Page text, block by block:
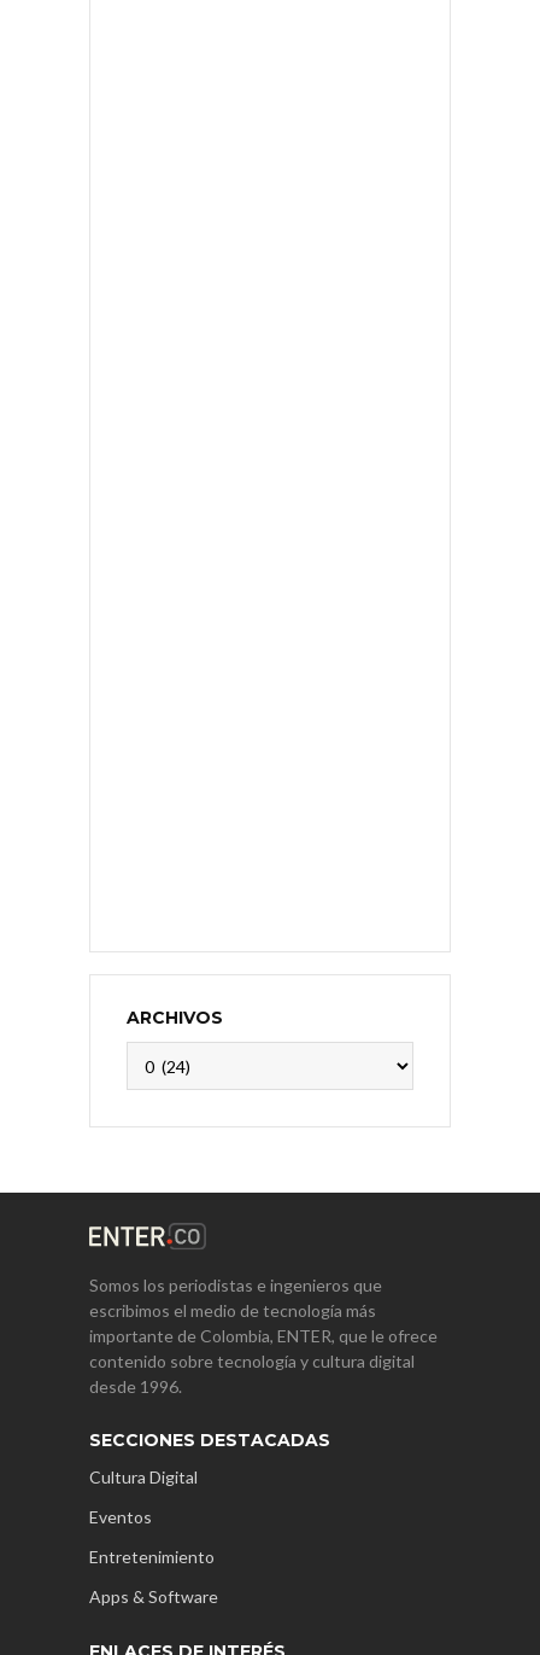
ARCHIVOS
Somos los periodistas e ingenieros que
escribimos el medio de tecnología más
importante de Colombia, ENTER, que le ofrece
contenido sobre tecnología y cultura digital
desde 1996.
SECCIONES DESTACADAS
Cultura Digital
Eventos
Entretenimiento
Apps & Software